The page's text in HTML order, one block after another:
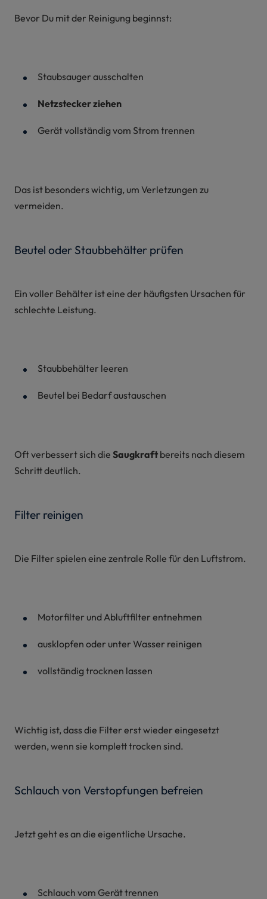
Bevor Du mit der Reinigung beginnst:
Staubsauger ausschalten
Netzstecker ziehen
Gerät vollständig vom Strom trennen
Das ist besonders wichtig, um Verletzungen zu
vermeiden.
Beutel oder Staubbehälter prüfen
Ein voller Behälter ist eine der häufigsten Ursachen für
schlechte Leistung.
Staubbehälter leeren
Beutel bei Bedarf austauschen
Oft verbessert sich die Saugkraft bereits nach diesem
Schritt deutlich.
Filter reinigen
Die Filter spielen eine zentrale Rolle für den Luftstrom.
Motorfilter und Abluftfilter entnehmen
ausklopfen oder unter Wasser reinigen
vollständig trocknen lassen
Wichtig ist, dass die Filter erst wieder eingesetzt
werden, wenn sie komplett trocken sind.
Schlauch von Verstopfungen befreien
Jetzt geht es an die eigentliche Ursache.
Schlauch vom Gerät trennen